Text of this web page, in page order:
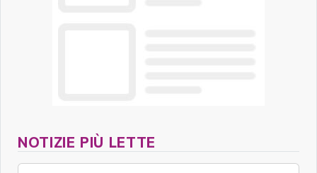
NOTIZIE PIÙ LETTE